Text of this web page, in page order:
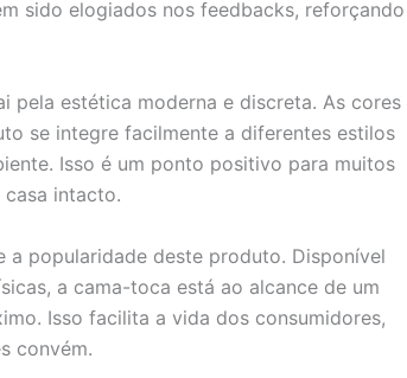
sido elogiados nos feedbacks, reforçando
estética moderna e discreta. As cores
se integre facilmente a diferentes estilos
Isso é um ponto positivo para muitos
intacto.
popularidade deste produto. Disponível
a cama-toca está ao alcance de um
Isso facilita a vida dos consumidores,
convém.